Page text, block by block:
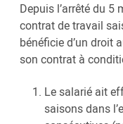
Depuis l’arrêté du 5
contrat de travail
bénéficie d’un droit
son contrat à
Le salarié ait
saisons dans